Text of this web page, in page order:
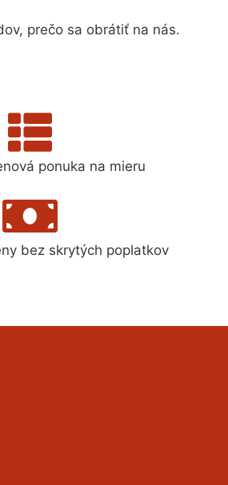
prečo sa obrátiť na nás.
ponuka na mieru
bez skrytých poplatkov